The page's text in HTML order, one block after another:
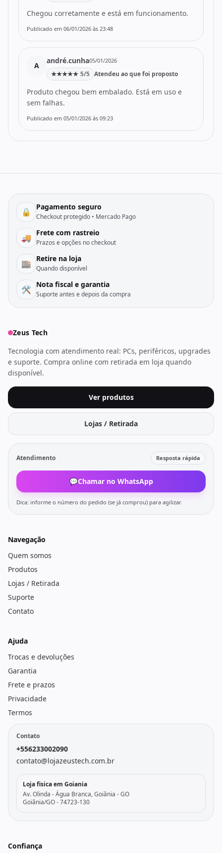
Chegou corretamente e está em funcionamento.
Publicado em 06/01/2026 às 23:48
A
andré.cunha05/01/2026
★★★★★ 5/5 Atendeu ao que foi proposto
Produto chegou bem embalado. Está em uso e
sem falhas.
Publicado em 05/01/2026 às 09:23
🔒 Pagamento seguro
Checkout protegido • Mercado Pago
🚚 Frete com rastreio
Prazos e opções no checkout
🏬 Retire na loja
Quando disponível
🛠️ Nota fiscal e garantia
Suporte antes e depois da compra
Zeus Tech
Tecnologia com atendimento real: PCs, periféricos, upgrades
e suporte. Compra online com retirada em loja quando
disponível.
Ver produtos
Lojas / Retirada
Atendimento Resposta rápida
💬Chamar no WhatsApp
Dica: informe o número do pedido (se já comprou) para agilizar.
Navegação
Quem somos
Produtos
Lojas / Retirada
Suporte
Contato
Ajuda
Trocas e devoluções
Garantia
Frete e prazos
Privacidade
Termos
Contato
+556233002090
contato@lojazeustech.com.br
Loja fisica em Goiania
Av. Olinda - Água Branca, Goiânia - GO
Goiânia/GO - 74723-130
Confiança